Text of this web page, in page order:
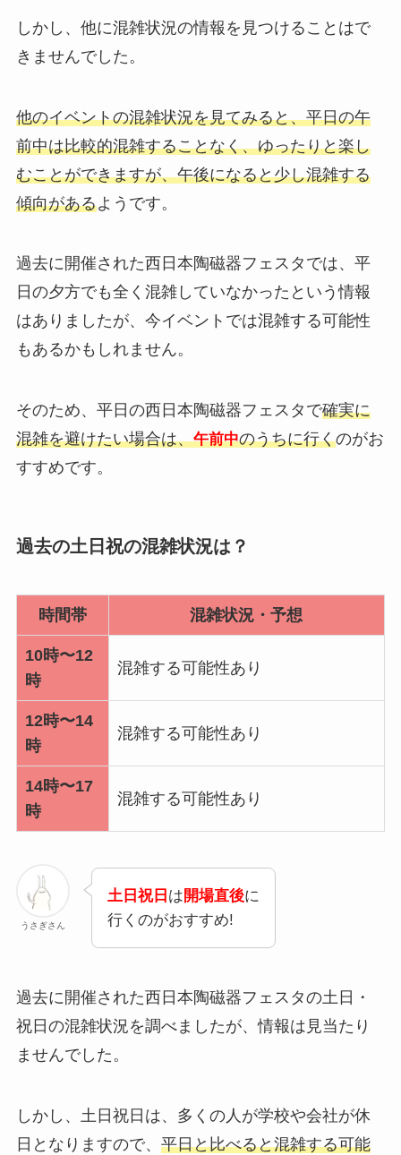
しかし、他に混雑状況の情報を見つけることはで
きませんでした。
他のイベントの混雑状況を見てみると、平日の午
前中は比較的混雑することなく、ゆったりと楽し
むことができますが、午後になると少し混雑する
傾向があるようです。
過去に開催された西日本陶磁器フェスタでは、平
日の夕方でも全く混雑していなかったという情報
はありましたが、今イベントでは混雑する可能性
もあるかもしれません。
そのため、平日の西日本陶磁器フェスタで確実に
混雑を避けたい場合は、午前中のうちに行くのがお
すすめです。
過去の土日祝の混雑状況は？
時間帯 混雑状況・予想
10時〜12
時
混雑する可能性あり
12時〜14
時
混雑する可能性あり
14時〜17
時
混雑する可能性あり
うさぎさん
土日祝日 は開場直後に
行くのがおすすめ!
過去に開催された西日本陶磁器フェスタの土日・
祝日の混雑状況を調べましたが、情報は見当たり
ませんでした。
しかし、土日祝日は、多くの人が学校や会社が休
日となりますので、 平日と比べると混雑する可能